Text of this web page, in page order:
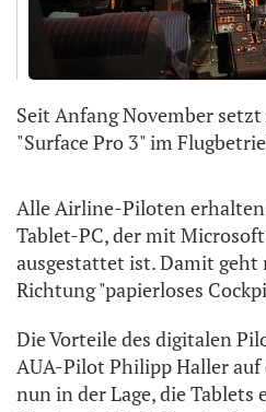
Seit Anfang November
"Surface Pro 3" im
Alle Airline-Piloten
Tablet-PC, der mit
ausgestattet ist. Damit
Richtung "papierloses
Die Vorteile des digitalen
AUA-Pilot Philipp Haller
nun in der Lage, die Tablets